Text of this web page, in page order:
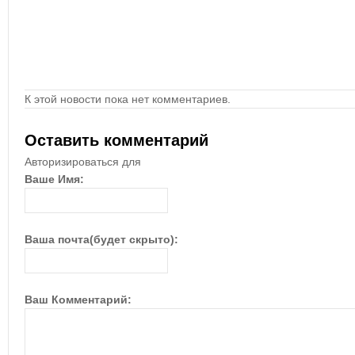
К этой новости пока нет комментариев.
Оставить комментарий
Авторизироваться для
Ваше Имя:
Ваша почта(будет скрыто):
Ваш Комментарий: